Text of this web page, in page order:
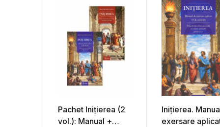
Pachet Inițierea (2
vol.): Manual +
Inițierea.
exersare